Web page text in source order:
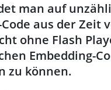
man auf
aus der Zeit
ohne Flash
Embedding-
zu können.